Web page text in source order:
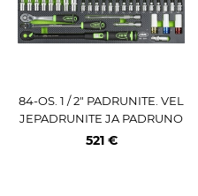
84-OS. 1 / 2" PADRUNITE. VEL
JEPADRUNITE JA PADRUNO
TSIKUTE KOMPLEKT PU-PAN
521 €